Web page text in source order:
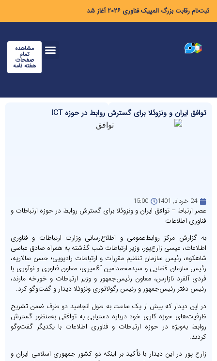
ثبت‌نام رقابت بزرگ المپیک فناوری ۲۰۲۶ آغاز شد
مشاهده
تمام
صفحات
هفته نامه
توافق ایران و ونزوئلا برای گسترش روابط در حوزه ICT
24 خرداد, 1401 15:00
عصر ارتباط – توافق ایران و ونزوئلا برای گسترش روابط در حوزه ارتباطات و
فناوری اطلاعات
به گزارش مرکز روابط‌عمومی و اطلاع‌رسانی وزارت ارتباطات و فناوری
اطلاعات، عیسی زارع‌پور، وزیر ارتباطات شب گذشته به همراه صادق عباسی
شاهکوه، رئیس سازمان تنظیم مقررات و ارتباطات رادیویی؛ حسن سالاریه،
رئیس سازمان فضایی و سید‌محمدامین آقامیری، معاون فناوری و نوآوری با
فردی آلفرد نازارس، معاون رئیس‌جمهور و وزیر ارتباطات و خورخه مارند،
رئیس دفتر رئیس‌جمهور و رئیس رگولاتوری ونزوئلا دیدار و گفت‌وگو کرد.
در این دیدار که بیش از یک ساعت به طول انجامید دو طرف ضمن تشریح
ظرفیت‌های حوزه کاری خود درباره دستیابی به توافقی به‌منظور گسترش
روابط به‌ویژه در حوزه ارتباطات و فناوری اطلاعات با یکدیگر گفت‌وگو
کردند.
زارع پور در این دیدار با تأکید بر اینکه دو کشور جمهوری اسلامی ایران و